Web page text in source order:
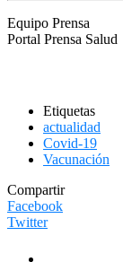
Equipo Prensa
Portal Prensa Salud
Etiquetas
actualidad
Covid-19
Vacunación
Compartir
Facebook
Twitter